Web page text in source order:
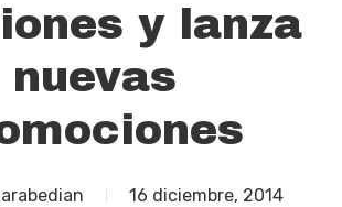
y lanza
nuevas
16 diciembre, 2014